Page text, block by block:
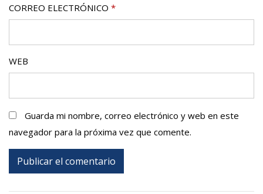
CORREO ELECTRÓNICO *
WEB
Guarda mi nombre, correo electrónico y web en este
navegador para la próxima vez que comente.